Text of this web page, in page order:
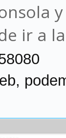
ir a